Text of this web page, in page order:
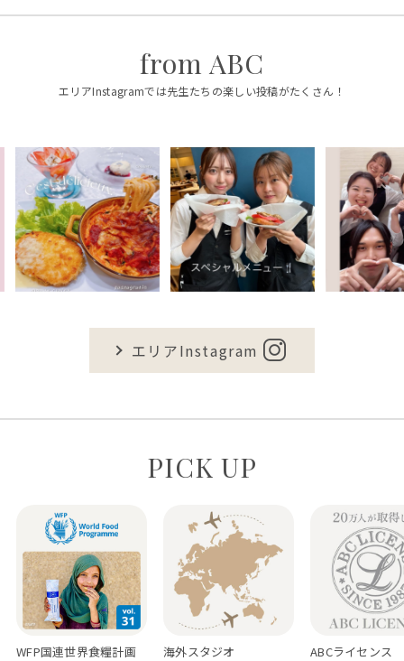
from ABC
エリアInstagramでは先生たちの楽しい投稿がたくさん！
エリアInstagram
PICK UP
WFP国連世界食糧計画 海外スタジオ ABCライセンス